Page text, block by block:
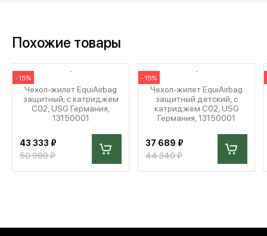
Похожие товары
-15%
Чехол-жилет EquiAirbag
защитный, с катриджем
C02, USG Германия,
13150001
43 333 ₽
50 980 ₽
-15%
Чехол-жилет EquiAirbag
защитный детский, с
катриджем C02, USG
Германия, 13150001
37 689 ₽
44 340 ₽